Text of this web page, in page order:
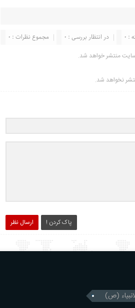
مجموع نظرات : 0 در انتظار بررسی : 0 : ۰
منتشر خواهد شد.
نخواهد شد.
ارسال نظر پاک کردن !
(ص)